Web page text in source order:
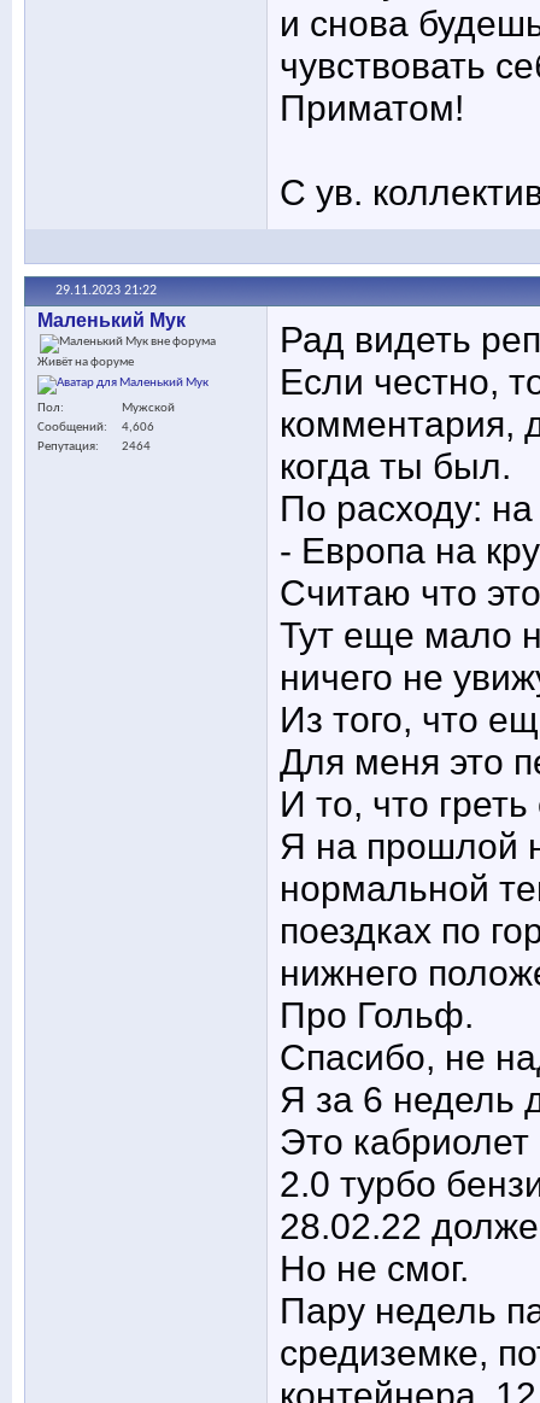
и снова
чувствовать
Приматом!
С ув.
29.11.2023 21:22
Маленький Мук
Живёт на форуме
Пол
Мужской
Сообщений
4,606
Репутация
2464
Рад видеть
Если честно,
комментария,
когда ты был.
По расходу:
- Европа на
Считаю что
Тут еще мало
ничего не
Из того, что
Для меня это
И то, что
Я на прошлой
нормальной
поездках по
нижнего
Про Гольф.
Спасибо, не
Я за 6 недель
Это кабриолет
2.0 турбо
28.02.22
Но не смог.
Пару недель
средиземке,